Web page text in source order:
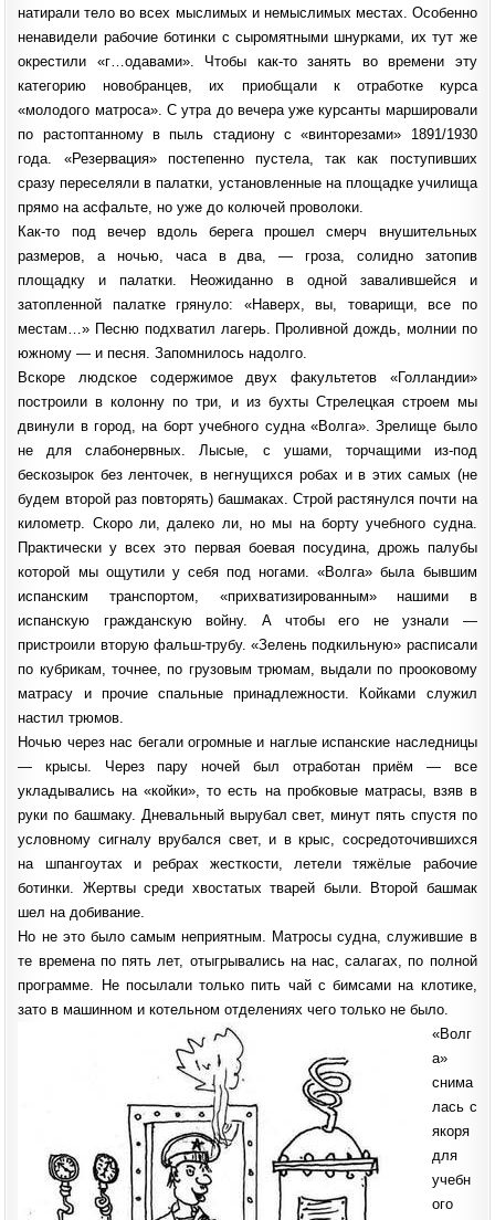
натирали тело во всех мыслимых и немыслимых местах. Особенно
ненавидели рабочие ботинки с сыромятными шнурками, их тут же
окрестили «г…одавами». Чтобы как-то занять во времени эту
категорию новобранцев, их приобщали к отработке курса
«молодого матроса». С утра до вечера уже курсанты маршировали
по растоптанному в пыль стадиону с «винторезами» 1891/1930
года. «Резервация» постепенно пустела, так как поступивших
сразу переселяли в палатки, установленные на площадке училища
прямо на асфальте, но уже до колючей проволоки.
Как-то под вечер вдоль берега прошел смерч внушительных
размеров, а ночью, часа в два, — гроза, солидно затопив
площадку и палатки. Неожиданно в одной завалившейся и
затопленной палатке грянуло: «Наверх, вы, товарищи, все по
местам…» Песню подхватил лагерь. Проливной дождь, молнии по
южному — и песня. Запомнилось надолго.
Вскоре людское содержимое двух факультетов «Голландии»
построили в колонну по три, и из бухты Стрелецкая строем мы
двинули в город, на борт учебного судна «Волга». Зрелище было
не для слабонервных. Лысые, с ушами, торчащими из-под
бескозырок без ленточек, в негнущихся робах и в этих самых (не
будем второй раз повторять) башмаках. Строй растянулся почти на
километр. Скоро ли, далеко ли, но мы на борту учебного судна.
Практически у всех это первая боевая посудина, дрожь палубы
которой мы ощутили у себя под ногами. «Волга» была бывшим
испанским транспортом, «прихватизированным» нашими в
испанскую гражданскую войну. А чтобы его не узнали —
пристроили вторую фальш-трубу. «Зелень подкильную» расписали
по кубрикам, точнее, по грузовым трюмам, выдали по прооковому
матрасу и прочие спальные принадлежности. Койками служил
настил трюмов.
Ночью через нас бегали огромные и наглые испанские наследницы
— крысы. Через пару ночей был отработан приём — все
укладывались на «койки», то есть на пробковые матрасы, взяв в
руки по башмаку. Дневальный вырубал свет, минут пять спустя по
условному сигналу врубался свет, и в крыс, сосредоточившихся
на шпангоутах и ребрах жесткости, летели тяжёлые рабочие
ботинки. Жертвы среди хвостатых тварей были. Второй башмак
шел на добивание.
Но не это было самым неприятным. Матросы судна, служившие в
те времена по пять лет, отыгрывались на нас, салагах, по полной
программе. Не посылали только пить чай с бимсами на клотике,
зато в машинном и котельном отделениях чего только не было.
«Волг
а»
снима
лась с
якоря
для
учебн
ого